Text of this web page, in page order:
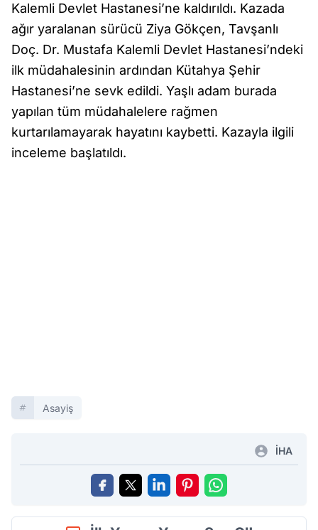
Kalemli Devlet Hastanesi’ne kaldırıldı. Kazada
ağır yaralanan sürücü Ziya Gökçen, Tavşanlı
Doç. Dr. Mustafa Kalemli Devlet Hastanesi’ndeki
ilk müdahalesinin ardından Kütahya Şehir
Hastanesi’ne sevk edildi. Yaşlı adam burada
yapılan tüm müdahalelere rağmen
kurtarılamayarak hayatını kaybetti. Kazayla ilgili
inceleme başlatıldı.
Asayiş
İHA